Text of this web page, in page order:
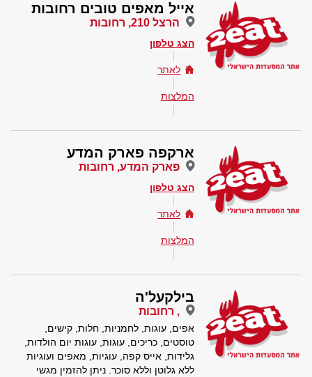
אייל מאפים טובים רחובות
הרצל 210, רחובות
הצג טלפון
לאתר
המלצות
ארקפה פארק המדע
פארק המדע, רחובות
הצג טלפון
לאתר
המלצות
בילקעל'ה
, רחובות
אפים, עוגות, לחמניות, חלות, קישים,
טוסטים, כריכים, עוגות, עוגות יום הולדות,
גלידות, אייס קפה, עוגיות, מאפים ועוגיות
ללא גלוטן וללא סוכר. ניתן להזמין מגשי